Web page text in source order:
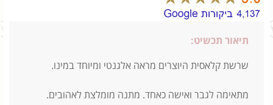
תיאור תכשיט:
שרשת קלאסית היוצרים מראה אלגנטי ומיוחד במינו.
מתאימה לגבר ואישה כאחד. מתנה מומלצת לאהובים.